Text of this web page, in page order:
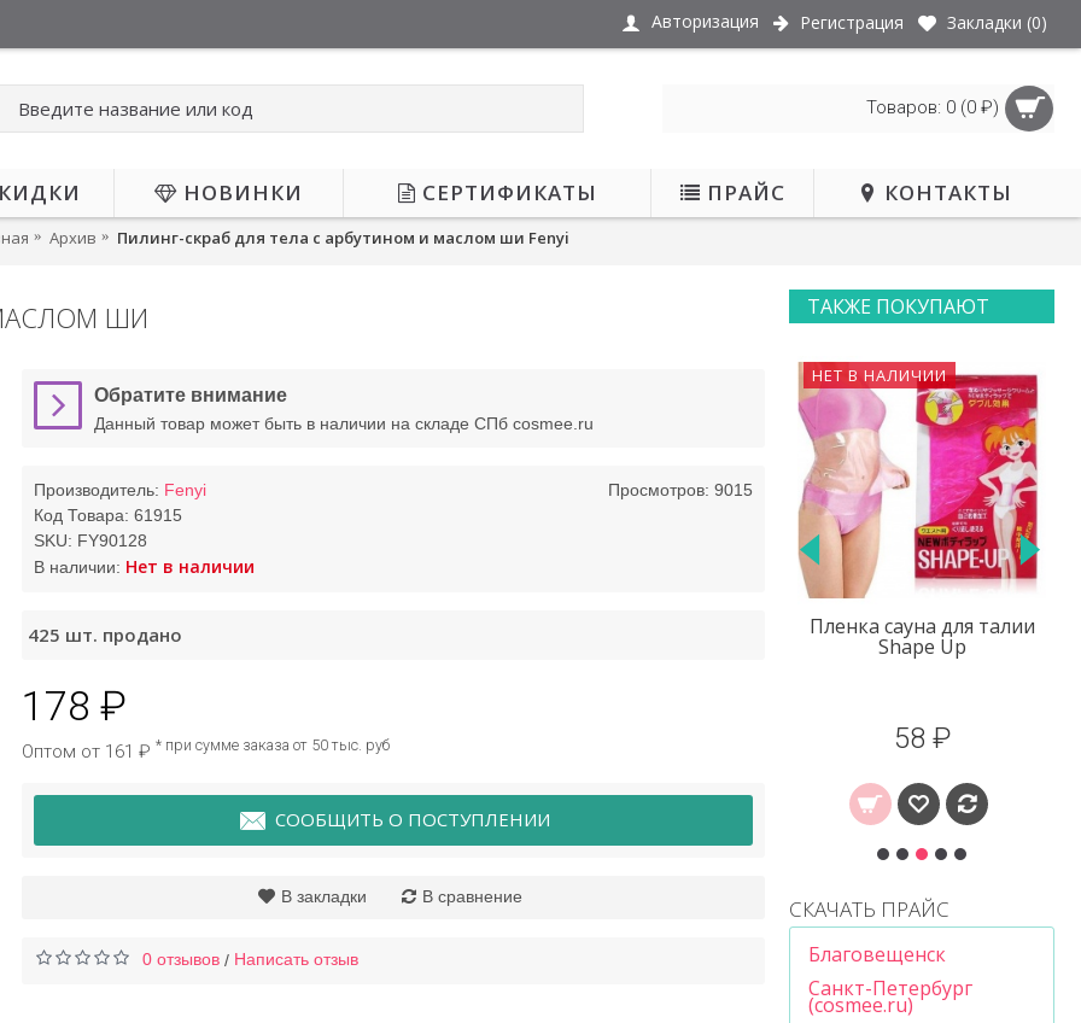
Авторизация Регистрация Закладки (0)
Товаров: 0 (0 ₽)
НОВИНКИ СЕРТИФИКАТЫ ПРАЙС КОНТАКТЫ
Архив Пилинг-скраб для тела с арбутином и маслом ши Fenyi
ТАКЖЕ ПОКУПАЮТ
для рук и ног
Images
22 ₽
НЕТ В НАЛИЧИИ
Маска для лица в
пробирке с
гиалуроновой кислотой
49 ₽
СКАЧАТЬ ПРАЙС
Благовещенск
Санкт-Петербург
(cosmee.ru)
ШИ
Обратите внимание
Данный товар может быть в наличии на складе СПб cosmee.ru
Просмотров: 9015
Производитель: Fenyi
Код Товара: 61915
SKU: FY90128
В наличии: Нет в наличии
425 шт. продано
178 ₽
Оптом от 161 ₽ * при сумме заказа от 50 тыс. руб
СООБЩИТЬ О ПОСТУПЛЕНИИ
В закладки В сравнение
0 отзывов / Написать отзыв